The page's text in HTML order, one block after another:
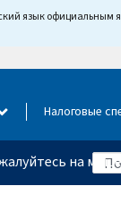
язык
Налоговые
на